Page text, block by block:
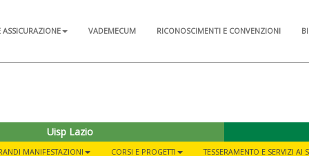
ASSICURAZIONE VADEMECUM RICONOSCIMENTI E CONVENZIONI
Uisp Lazio
MANIFESTAZIONI CORSI E PROGETTI TESSERAMENTO E SERVIZI AI